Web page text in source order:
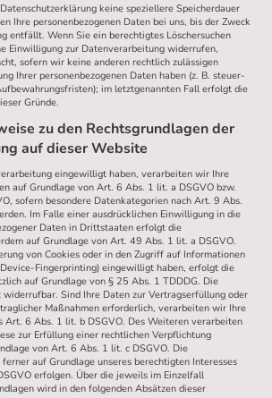
keine speziellere Speicherdauer
Ihre personenbezogenen Daten bei uns, bis der Zweck
entfällt. Wenn Sie ein berechtigtes Löschersuchen
Einwilligung zur Datenverarbeitung widerrufen,
sofern wir keine anderen rechtlich zulässigen
Ihrer personenbezogenen Daten haben (z. B. steuer-
im letztgenannten Fall erfolgt die
Gründe.
zu den Rechtsgrundlagen der
auf dieser Website
eingewilligt haben, verarbeiten wir Ihre
auf Grundlage von Art. 6 Abs. 1 lit. a DSGVO bzw.
sofern besondere Datenkategorien nach Art. 9 Abs.
Im Falle einer ausdrücklichen Einwilligung in die
Daten in Drittstaaten erfolgt die
auf Grundlage von Art. 49 Abs. 1 lit. a DSGVO.
von Cookies oder in den Zugriff auf Informationen
Fingerprinting) eingewilligt haben, erfolgt die
auf Grundlage von § 25 Abs. 1 TDDDG. Die
Sind Ihre Daten zur Vertragserfüllung oder
Maßnahmen erforderlich, verarbeiten wir Ihre
Art. 6 Abs. 1 lit. b DSGVO. Des Weiteren verarbeiten
zur Erfüllung einer rechtlichen Verpflichtung
von Art. 6 Abs. 1 lit. c DSGVO. Die
auf Grundlage unseres berechtigten Interesses
erfolgen. Über die jeweils im Einzelfall
wird in den folgenden Absätzen dieser